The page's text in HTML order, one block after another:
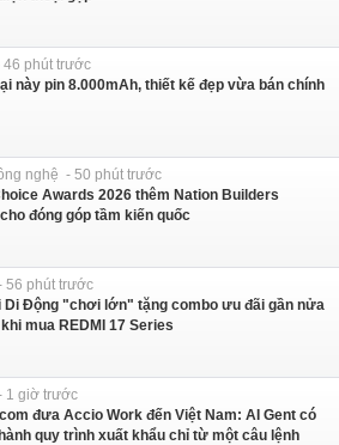
phút trước
này pin 8.000mAh, thiết kế đẹp vừa bán chính
nghệ - 50 phút trước
Awards 2026 thêm Nation Builders
đóng góp tầm kiến quốc
56 phút trước
Di Động "chơi lớn" tặng combo ưu đãi gần nửa
mua REDMI 17 Series
1 giờ trước
đưa Accio Work đến Việt Nam: AI Gent có
quy trình xuất khẩu chỉ từ một câu lệnh